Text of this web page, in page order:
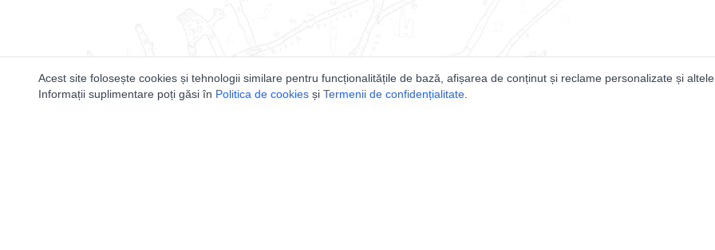
Acest site folosește cookies și tehnologii similare pentru funcționalitățile de bază, afișarea de conținut și reclame personalizate și altele.
Informații suplimentare poți găsi în Politica de cookies și Termenii de confidențialitate